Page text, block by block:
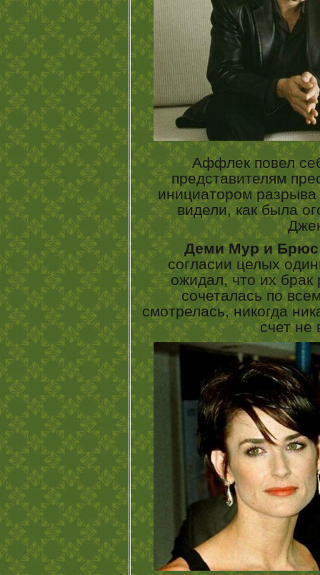
Аффлек повел
представителям
инициатором
видели, как была
Деми Мур и Брюс
согласии целых
ожидал, что их брак
сочеталась по
смотрелась, никогда
счет